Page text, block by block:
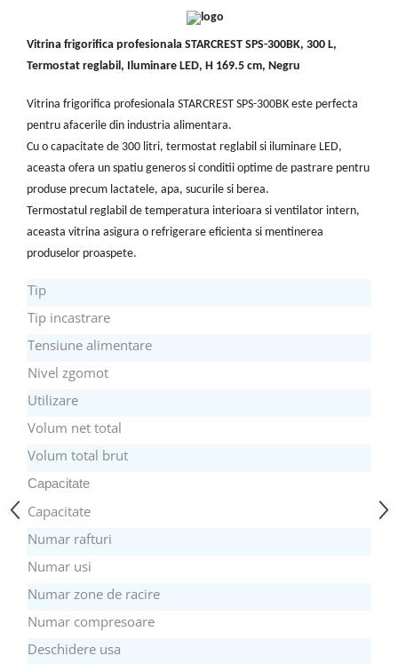
Sandwich-maker
Storcătoare
Accesorii
Cafetiere
Espressoare
Râșnițe de cafea
Aparate de curatat bijuterii
Aparate de curățat cu aburi
Aparate de ingrijire tesaturi
aparat de calcat vertical
Aparate de scame
Fiare de calcat
Statii de calcat
Aparate de masaj
Aparate de ras electrice
Aparate de tuns
Aparate faciale
Aspiratoare
Aspiratoare de geamuri
Cuptoare cu microunde
Cuptoare electrice
Cântare corporale
Epilatoare
Ingrijire locuinta
Vitrina frigorifica profesionala STARCREST SPS-300BK, 300 L,
Termostat reglabil, Iluminare LED, H 169.5 cm, Negru
Vitrina frigorifica profesionala STARCREST SPS-300BK este perfecta
pentru afacerile din industria alimentara.
Cu o capacitate de 300 litri, termostat reglabil si iluminare LED,
aceasta ofera un spatiu generos si conditii optime de pastrare pentru
produse precum lactatele, apa, sucurile si berea.
Termostatul reglabil de temperatura interioara si ventilator intern,
aceasta vitrina asigura o refrigerare eficienta si mentinerea
produselor proaspete.
Tip
Tip incastrare
Tensiune alimentare
Nivel zgomot
Utilizare
Volum net total
Volum total brut
Capacitate
Capacitate
Numar rafturi
Numar usi
Numar zone de racire
Numar compresoare
Deschidere usa